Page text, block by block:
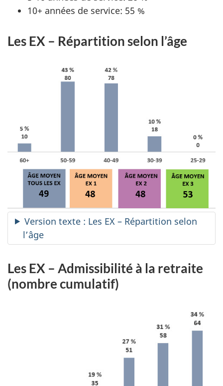
10+ années de service: 55 %
Les EX – Répartition selon l’âge
Version texte : Les EX – Répartition selon
l’âge
Les EX – Admissibilité à la retraite
(nombre cumulatif)